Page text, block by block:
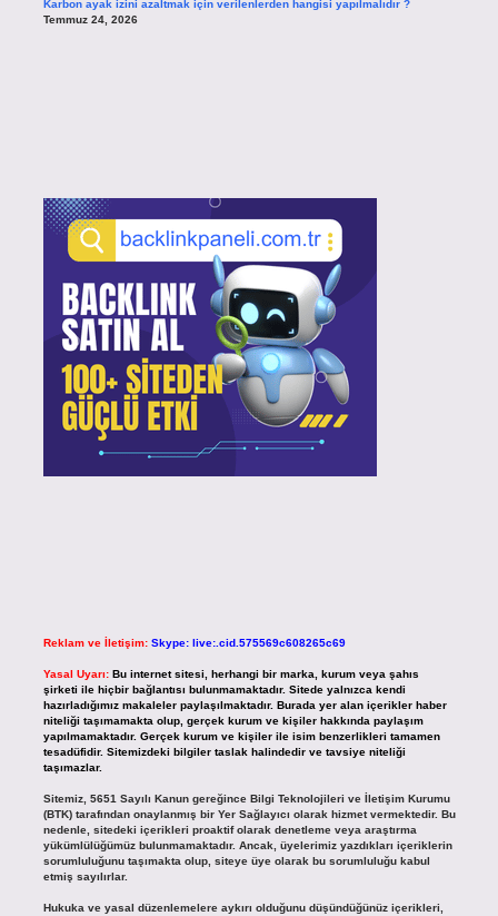
Karbon ayak izini azaltmak için verilenlerden hangisi yapılmalıdır ?
Temmuz 24, 2026
Reklam ve İletişim: Skype: live:.cid.575569c608265c69
Yasal Uyarı: Bu internet sitesi, herhangi bir marka, kurum veya şahıs
şirketi ile hiçbir bağlantısı bulunmamaktadır. Sitede yalnızca kendi
hazırladığımız makaleler paylaşılmaktadır. Burada yer alan içerikler haber
niteliği taşımamakta olup, gerçek kurum ve kişiler hakkında paylaşım
yapılmamaktadır. Gerçek kurum ve kişiler ile isim benzerlikleri tamamen
tesadüfidir. Sitemizdeki bilgiler taslak halindedir ve tavsiye niteliği
taşımazlar.
Sitemiz, 5651 Sayılı Kanun gereğince Bilgi Teknolojileri ve İletişim Kurumu
(BTK) tarafından onaylanmış bir Yer Sağlayıcı olarak hizmet vermektedir. Bu
nedenle, sitedeki içerikleri proaktif olarak denetleme veya araştırma
yükümlülüğümüz bulunmamaktadır. Ancak, üyelerimiz yazdıkları içeriklerin
sorumluluğunu taşımakta olup, siteye üye olarak bu sorumluluğu kabul
etmiş sayılırlar.
Hukuka ve yasal düzenlemelere aykırı olduğunu düşündüğünüz içerikleri,